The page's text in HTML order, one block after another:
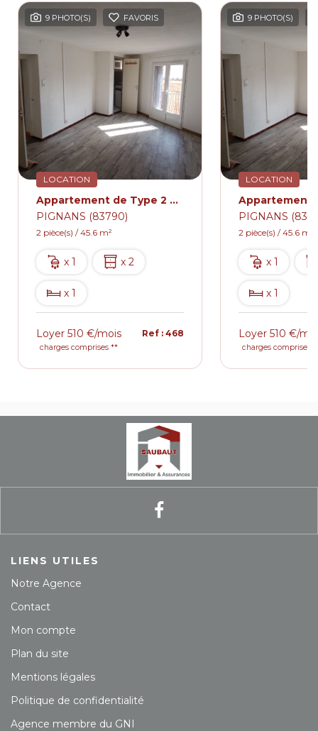
9 PHOTO(S) FAVORIS
LOCATION
Appartement de Type 2 avec balcon centre du village de PIGNANS 510€
PIGNANS (83790)
2 pièce(s) / 45.6 m²
x 1 x 2
x 1
Loyer 510 €/mois
charges comprises **
Ref : 468
9 PHOTO(S)
LOCATION
PIGNANS
2 pièce(s) / 45.6 m²
x 1
x 1
Loyer 510 €/
charges comprises
LIENS UTILES
Notre Agence
Contact
Mon compte
Plan du site
Mentions légales
Politique de confidentialité
Agence membre du GNI